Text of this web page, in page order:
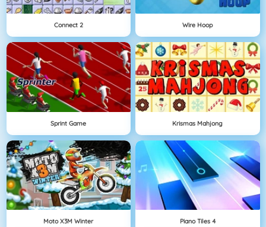
Connect 2 Wire Hoop
Sprint Game Krismas Mahjong
Moto X3M Winter Piano Tiles 4